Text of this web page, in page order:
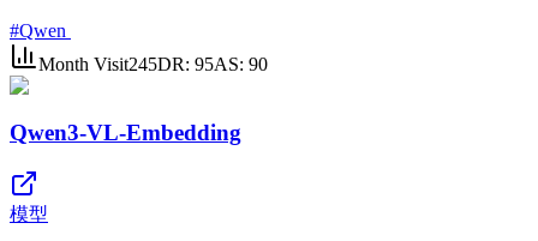
#Qwen
Month Visit245DR: 95AS: 90
Qwen3-VL-Embedding
模型